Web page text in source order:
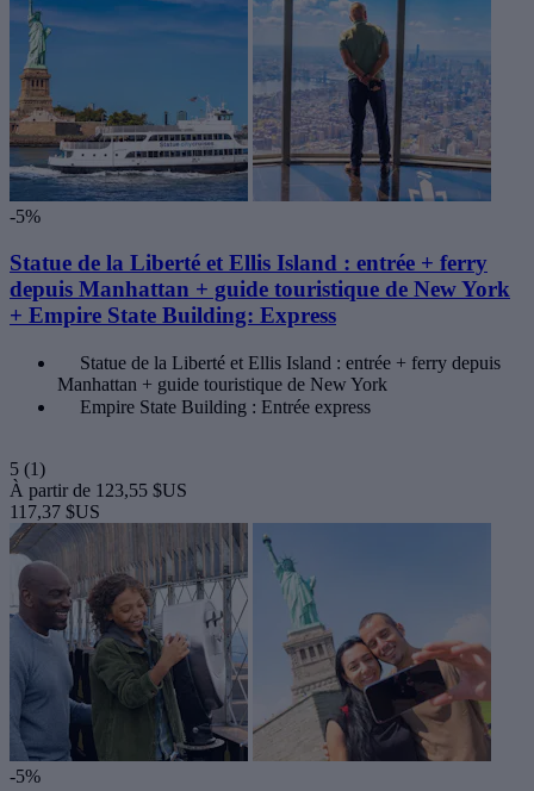
-5%
Statue de la Liberté et Ellis Island : entrée + ferry
depuis Manhattan + guide touristique de New York
+ Empire State Building: Express
Statue de la Liberté et Ellis Island : entrée + ferry depuis
Manhattan + guide touristique de New York
Empire State Building : Entrée express
5 (1)
À partir de 123,55 $US
117,37 $US
-5%